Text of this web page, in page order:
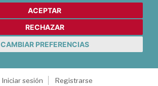
ACEPTAR
RECHAZAR
CAMBIAR PREFERENCIAS
Iniciar sesión
Registrarse